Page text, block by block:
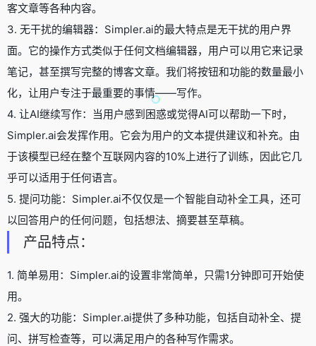
客文章等各种内容。
3. 无干扰的编辑器：Simpler.ai的最大特点是无干扰的用户界
面。它的操作方式类似于任何文档编辑器，用户可以用它来记录
笔记，甚至撰写完整的博客文章。我们将按钮和功能的数量最小
化，让用户专注于最重要的事情——写作。
4. 让AI继续写作：当用户感到困惑或觉得AI可以帮助一下时，
Simpler.ai会发挥作用。它会为用户的文本提供建议和补充。由
于该模型已经在整个互联网内容的10%上进行了训练，因此它几
乎可以适用于任何语言。
5. 提问功能：Simpler.ai不仅仅是一个智能自动补全工具，还可
以回答用户的任何问题，包括想法、摘要甚至草稿。
产品特点：
1. 简单易用：Simpler.ai的设置非常简单，只需1分钟即可开始使
用。
2. 强大的功能：Simpler.ai提供了多种功能，包括自动补全、提
问、拼写检查等，可以满足用户的各种写作需求。